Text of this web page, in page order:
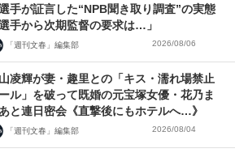
手が証言した“NPB聞き取り調査”の実態
選手から次期監督の要求は…」
「週刊文春」編集部 2026/08/06
凌輝が妻・趣里との「キス・濡れ場禁止
ル」を破って既婚の元宝塚女優・花乃ま
と連日密会《直撃後にもホテルへ…》
「週刊文春」編集部 2026/08/04